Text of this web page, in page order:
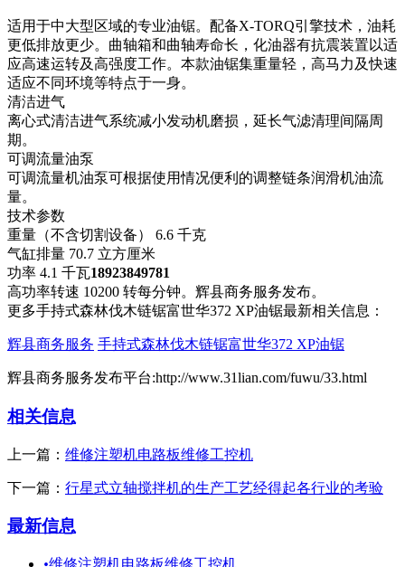
适用于中大型区域的专业油锯。配备X-TORQ引擎技术，油耗
更低排放更少。曲轴箱和曲轴寿命长，化油器有抗震装置以适
应高速运转及高强度工作。本款油锯集重量轻，高马力及快速
适应不同环境等特点于一身。
清洁进气
离心式清洁进气系统减小发动机磨损，延长气滤清理间隔周
期。
可调流量油泵
可调流量机油泵可根据使用情况便利的调整链条润滑机油流
量。
技术参数
重量（不含切割设备） 6.6 千克
气缸排量 70.7 立方厘米
功率 4.1 千瓦18923849781
高功率转速 10200 转每分钟。辉县商务服务发布。
更多手持式森林伐木链锯富世华372 XP油锯最新相关信息：
辉县商务服务 手持式森林伐木链锯富世华372 XP油锯
辉县商务服务发布平台:http://www.31lian.com/fuwu/33.html
相关信息
上一篇： 维修注塑机电路板维修工控机
下一篇： 行星式立轴搅拌机的生产工艺经得起各行业的考验
最新信息
•维修注塑机电路板维修工控机